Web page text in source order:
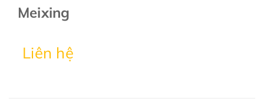
Meixing
Liên hệ